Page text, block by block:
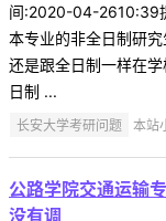
间:2020-04-2610:39
本专业的非全日制研
还是跟全日制一样在
日制 ...
长安大学考研问题 本站
公路学院交通运输
没有调